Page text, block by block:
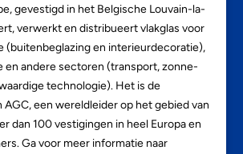
gevestigd in het Belgische Louvain-la-
verwerkt en distribueert vlakglas voor
(buitenbeglazing en interieurdecoratie),
en andere sectoren (transport, zonne-
technologie). Het is de
AGC, een wereldleider op het gebied van
dan 100 vestigingen in heel Europa en
Ga voor meer informatie naar